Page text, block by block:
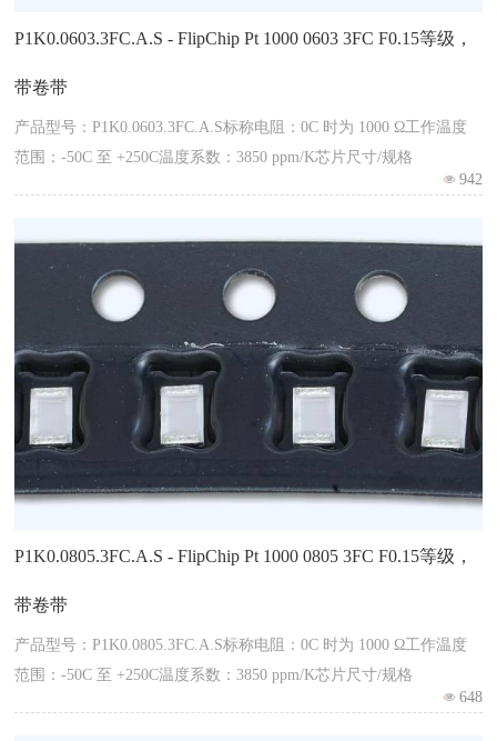
P1K0.0603.3FC.A.S - FlipChip Pt 1000 0603 3FC F0.15等级，
带卷带
产品型号：P1K0.0603.3FC.A.S标称电阻：0C 时为 1000 Ω工作温度
范围：-50C 至 +250C温度系数：3850 ppm/K芯片尺寸/规格
942
P1K0.0805.3FC.A.S - FlipChip Pt 1000 0805 3FC F0.15等级，
带卷带
产品型号：P1K0.0805.3FC.A.S标称电阻：0C 时为 1000 Ω工作温度
范围：-50C 至 +250C温度系数：3850 ppm/K芯片尺寸/规格
648